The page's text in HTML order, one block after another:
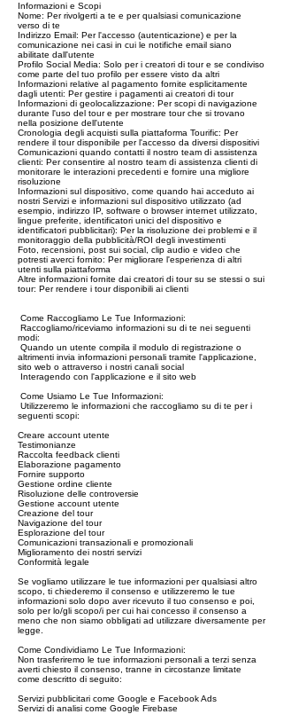
Informazioni e Scopi
Nome: Per rivolgerti a te e per qualsiasi comunicazione
verso di te
Indirizzo Email: Per l'accesso (autenticazione) e per la
comunicazione nei casi in cui le notifiche email siano
abilitate dall'utente
Profilo Social Media: Solo per i creatori di tour e se condiviso
come parte del tuo profilo per essere visto da altri
Informazioni relative al pagamento fornite esplicitamente
dagli utenti: Per gestire i pagamenti ai creatori di tour
Informazioni di geolocalizzazione: Per scopi di navigazione
durante l'uso del tour e per mostrare tour che si trovano
nella posizione dell'utente
Cronologia degli acquisti sulla piattaforma Tourific: Per
rendere il tour disponibile per l'accesso da diversi dispositivi
Comunicazioni quando contatti il nostro team di assistenza
clienti: Per consentire al nostro team di assistenza clienti di
monitorare le interazioni precedenti e fornire una migliore
risoluzione
Informazioni sul dispositivo, come quando hai acceduto ai
nostri Servizi e informazioni sul dispositivo utilizzato (ad
esempio, indirizzo IP, software o browser internet utilizzato,
lingue preferite, identificatori unici del dispositivo e
identificatori pubblicitari): Per la risoluzione dei problemi e il
monitoraggio della pubblicità/ROI degli investimenti
Foto, recensioni, post sui social, clip audio e video che
potresti averci fornito: Per migliorare l'esperienza di altri
utenti sulla piattaforma
Altre informazioni fornite dai creatori di tour su se stessi o sui
tour: Per rendere i tour disponibili ai clienti
Come Raccogliamo Le Tue Informazioni:
Raccogliamo/riceviamo informazioni su di te nei seguenti
modi:
Quando un utente compila il modulo di registrazione o
altrimenti invia informazioni personali tramite l'applicazione,
sito web o attraverso i nostri canali social
Interagendo con l'applicazione e il sito web
Come Usiamo Le Tue Informazioni:
Utilizzeremo le informazioni che raccogliamo su di te per i
seguenti scopi:
Creare account utente
Testimonianze
Raccolta feedback clienti
Elaborazione pagamento
Fornire supporto
Gestione ordine cliente
Risoluzione delle controversie
Gestione account utente
Creazione del tour
Navigazione del tour
Esplorazione del tour
Comunicazioni transazionali e promozionali
Miglioramento dei nostri servizi
Conformità legale
Se vogliamo utilizzare le tue informazioni per qualsiasi altro
scopo, ti chiederemo il consenso e utilizzeremo le tue
informazioni solo dopo aver ricevuto il tuo consenso e poi,
solo per lo/gli scopo/i per cui hai concesso il consenso a
meno che non siamo obbligati ad utilizzare diversamente per
legge.
Come Condividiamo Le Tue Informazioni:
Non trasferiremo le tue informazioni personali a terzi senza
averti chiesto il consenso, tranne in circostanze limitate
come descritto di seguito:
Servizi pubblicitari come Google e Facebook Ads
Servizi di analisi come Google Firebase